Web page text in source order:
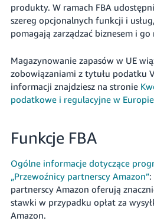
Zaloguj
się
się
produkty. W ramach FBA
szereg opcjonalnych funkcji i
pomagają zarządzać biznesem i go
Magazynowanie zapasów w UE
zobowiązaniami z tytułu podatku
informacji znajdziesz na stronie
podatkowe i regulacyjne w Europie
Funkcje FBA
Ogólne informacje dotyczące
„Przewoźnicy partnerscy Amazon”:
partnerscy Amazon oferują
stawki w przypadku opłat za
Amazon.